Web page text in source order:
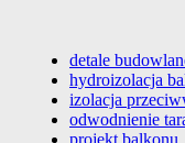
detale
hydroizolacja
izolacja
odwodnienie
projekt balkonu